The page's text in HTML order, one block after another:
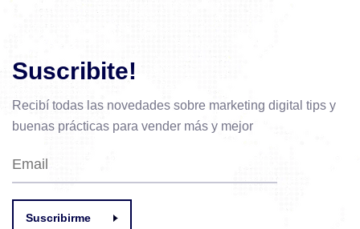
Suscribite!
Recibí todas las novedades sobre marketing digital tips y
buenas prácticas para vender más y mejor
Suscribirme